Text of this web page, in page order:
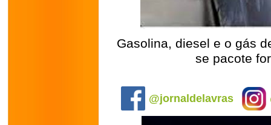
Gasolina, diesel e o gás
se pacote
@jornaldelavras